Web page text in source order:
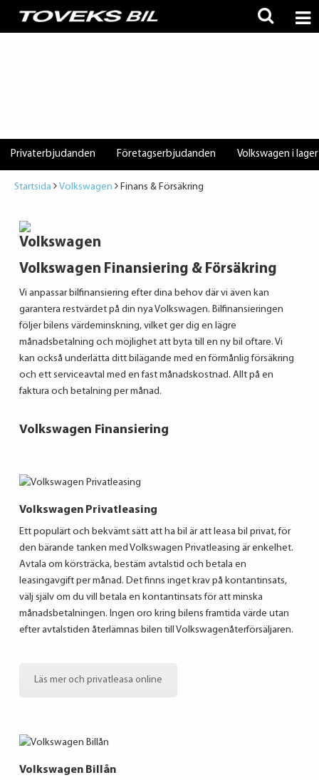
Privaterbjudanden Företagserbjudanden Volkswagen i lager
Startsida Volkswagen Finans & Försäkring
Volkswagen Finansiering & Försäkring
Vi anpassar bilfinansiering efter dina behov där vi även kan
garantera restvärdet på din nya Volkswagen. Bilfinansieringen
följer bilens värdeminskning, vilket ger dig en lägre
månadsbetalning och möjlighet att byta till en ny bil oftare. Vi
kan också underlätta ditt bilägande med en förmånlig försäkring
och ett serviceavtal med en fast månadskostnad. Allt på en
faktura och betalning per månad.
Volkswagen Finansiering
Volkswagen Privatleasing
Ett populärt och bekvämt sätt att ha bil är att leasa bil privat, för
den bärande tanken med Volkswagen Privatleasing är enkelhet.
Avtala om körsträcka, bestäm avtalstid och betala en
leasingavgift per månad. Det finns inget krav på kontantinsats,
välj själv om du vill betala en kontantinsats för att minska
månadsbetalningen. Ingen oro kring bilens framtida värde utan
efter avtalstiden återlämnas bilen till Volkswagenåterförsäljaren.
Läs mer och privatleasa online
Volkswagen Billån